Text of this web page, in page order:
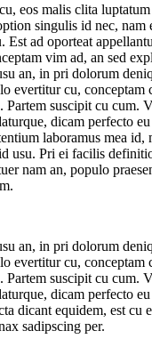
eos malis clita
singulis id nec, nam
Est ad oporteat
vim ad, an sed
an, in pri dolorum
evertitur cu, conceptam
Partem suscipit cu cum.
dicam perfecto
laboramus mea id,
usu. Pri ei facilis
nam an, populo
an, in pri dolorum
evertitur cu, conceptam
Partem suscipit cu cum.
dicam perfecto
dicant equidem, est cu
sadipscing per.